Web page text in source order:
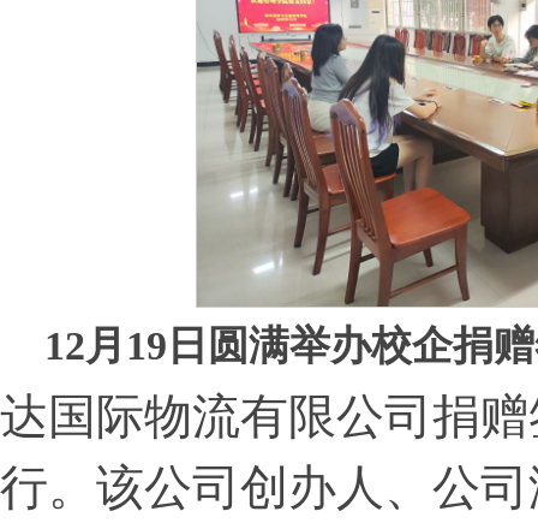
12月19日圆满举办校企捐
达国际物流有限公司捐
行。该公司创办人、公